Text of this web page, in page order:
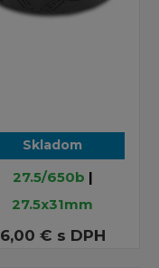
Skladom
27.5/650b |
27.5x31mm
6,00 € s DPH